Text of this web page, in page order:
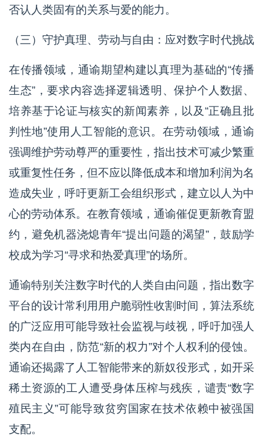
否认人类固有的关系与爱的能力。
（三）守护真理、劳动与自由：应对数字时代挑战
在传播领域，通谕期望构建以真理为基础的“传播
生态”，要求内容选择逻辑透明、保护个人数据、
培养基于论证与核实的新闻素养，以及“正确且批
判性地”使用人工智能的意识。在劳动领域，通谕
强调维护劳动尊严的重要性，指出技术可减少繁重
或重复性任务，但不应以降低成本和增加利润为名
造成失业，呼吁更新工会组织形式，建立以人为中
心的劳动体系。在教育领域，通谕催促更新教育盟
约，避免机器浇熄青年“提出问题的渴望”，鼓励学
校成为学习“寻求和热爱真理”的场所。
通谕特别关注数字时代的人类自由问题，指出数字
平台的设计常利用用户脆弱性收割时间，算法系统
的广泛应用可能导致社会监视与歧视，呼吁加强人
类内在自由，防范“新的权力”对个人权利的侵蚀。
通谕还揭露了人工智能带来的新奴役形式，如开采
稀土资源的工人遭受身体压榨与残疾，谴责“数字
殖民主义”可能导致贫穷国家在技术依赖中被强国
支配。